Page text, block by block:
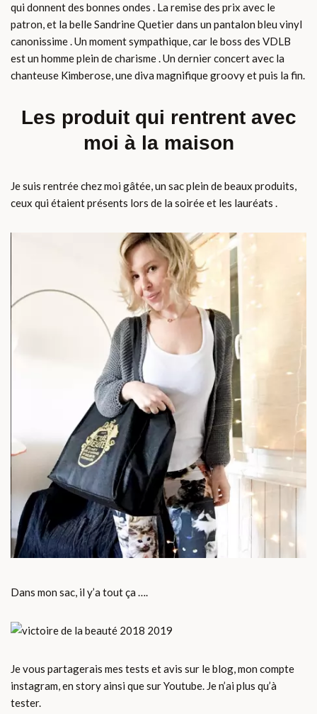
qui donnent des bonnes ondes . La remise des prix avec le
patron, et la belle Sandrine Quetier dans un pantalon bleu vinyl
canonissime . Un moment sympathique, car le boss des VDLB
est un homme plein de charisme . Un dernier concert avec la
chanteuse Kimberose, une diva magnifique groovy et puis la fin.
Les produit qui rentrent avec
moi à la maison
Je suis rentrée chez moi gâtée, un sac plein de beaux produits,
ceux qui étaient présents lors de la soirée et les lauréats .
Dans mon sac, il y’a tout ça ….
Je vous partagerais mes tests et avis sur le blog, mon compte
instagram, en story ainsi que sur Youtube. Je n’ai plus qu’à
tester.